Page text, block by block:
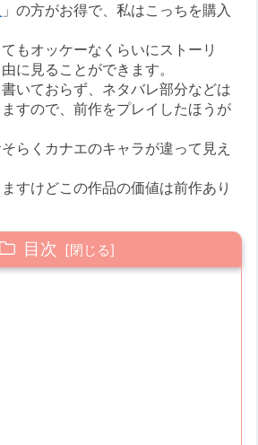
」の方がお得で、私はこっちを購入
もオッケーなくらいにストーリ
に見ることができます。
いておらず、ネタバレ部分などは
すので、前作をプレイしたほうが
らくカナエのキャラが違って見え
すけどこの作品の価値は前作あり
目次